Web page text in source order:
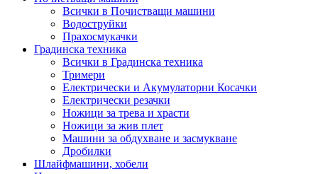
Всички в Почистващи машини
Водоструйки
Прахосмукачки
Градинска техника
Всички в Градинска техника
Тримери
Електрически и Акумулаторни Косачки
Електрически резачки
Ножици за трева и храсти
Ножици за жив плет
Машини за обдухване и засмукване
Дробилки
Шлайфмашини, хобели